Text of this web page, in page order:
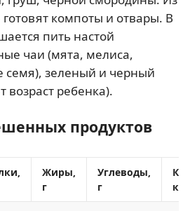
готовят компоты и отвары. В
пить настой
чаи (мята, мелиса,
семя), зеленый и черный
возраст ребенка).
продуктов
Жиры,
г
Углеводы,
г